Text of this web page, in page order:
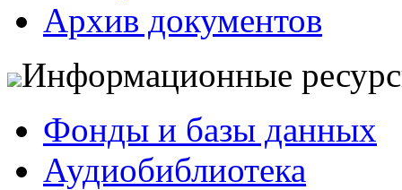
Архив документов
Информационные
Фонды и базы данных
Аудиобиблиотека